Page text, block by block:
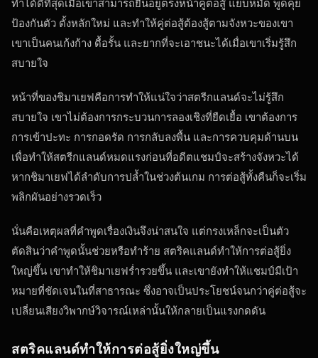
ทำได้ดีที่สุดเมื่อเขาสามารถยืนอยู่ตรงหน้าคู่ต่อสู้ แย็บหมัด พูดคุย
ป้องกันตัว ตั้งหลักใหม่ และทำให้คู่ต่อสู้ต้องสู้ตามจังหวะของเขา
เขาเป็นคนเก้งก้าง ดื้อรั้น และยากที่จะเอาชนะได้เมื่อเขาเริ่มรู้สึก
สบายใจ
หน้าที่ของชิมาเยฟคือการทำให้แน่ใจว่าสตรีกแลนด์จะไม่รู้สึก
สบายใจ เขาไม่ต้องการกระบวนการลองเชิงที่ยืดเยื้อ เขาต้องการ
การเข้าปะทะ การกอดรัด การกลับลงพื้น และการควบคุมด้านบน
เพื่อทำให้สตรีกแลนด์หมดแรงก่อนที่อดีตแชมป์จะสร้างจังหวะได้
หากชิมาเยฟได้ลำดับการปล้ำในช่วงต้นเกม การต่อสู้ทั้งคืนก็จะเริ่ม
พลิกผันอย่างรวดเร็ว
นั่นคือเหตุผลที่คำพูดเรื่องเงินจึงน่าสนใจ แต่กรงเหล็กจะเป็นตัว
ตัดสินว่าคำพูดนั้นช่วยหรือทำร้าย สตริคแลนด์ทำให้การต่อสู้ยิ่ง
ใหญ่ขึ้น เขาทำให้ชิมาเยฟร่ำรวยขึ้น และเขายังทำให้แชมป์มีเป้า
หมายที่ชัดเจนในที่สาธารณะ ซึ่งอาจเป็นประโยชน์จนกว่าคู่ต่อสู้จะ
เปลี่ยนเสียงวิพากษ์วิจารณ์เหล่านั้นให้กลายเป็นแรงกดดัน
สตริคแลนด์ทำให้การต่อสู้ยิ่งใหญ่ขึ้น